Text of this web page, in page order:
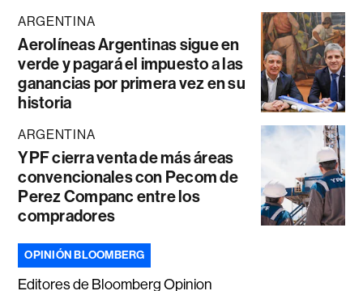
ARGENTINA
Aerolíneas Argentinas sigue en
verde y pagará el impuesto a las
ganancias por primera vez en su
historia
ARGENTINA
YPF cierra venta de más áreas
convencionales con Pecom de
Perez Companc entre los
compradores
OPINIÓN BLOOMBERG
Editores de Bloomberg Opinion